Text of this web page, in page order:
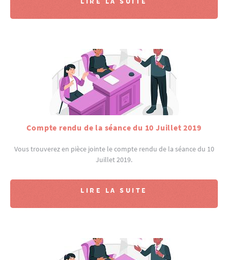
Compte rendu de la séance du 10 Juillet 2019
Vous trouverez en pièce jointe le compte rendu de la séance du 10
Juillet 2019.
LIRE LA SUITE